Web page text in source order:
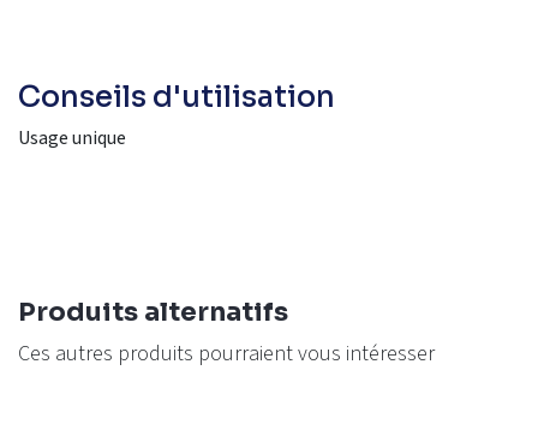
Conseils d'utilisation
Usage unique
Produits alternatifs
Ces autres produits pourraient vous intéresser